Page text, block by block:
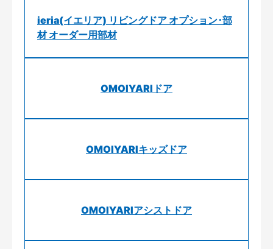
ieria(イエリア) リビングドア オプション･部
材 オーダー用部材
OMOIYARIドア
OMOIYARIキッズドア
OMOIYARIアシストドア